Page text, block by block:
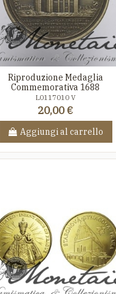
Riproduzione Medaglia
Commemorativa 1688
L0117010 V
20,00 €
Aggiungi al carrello